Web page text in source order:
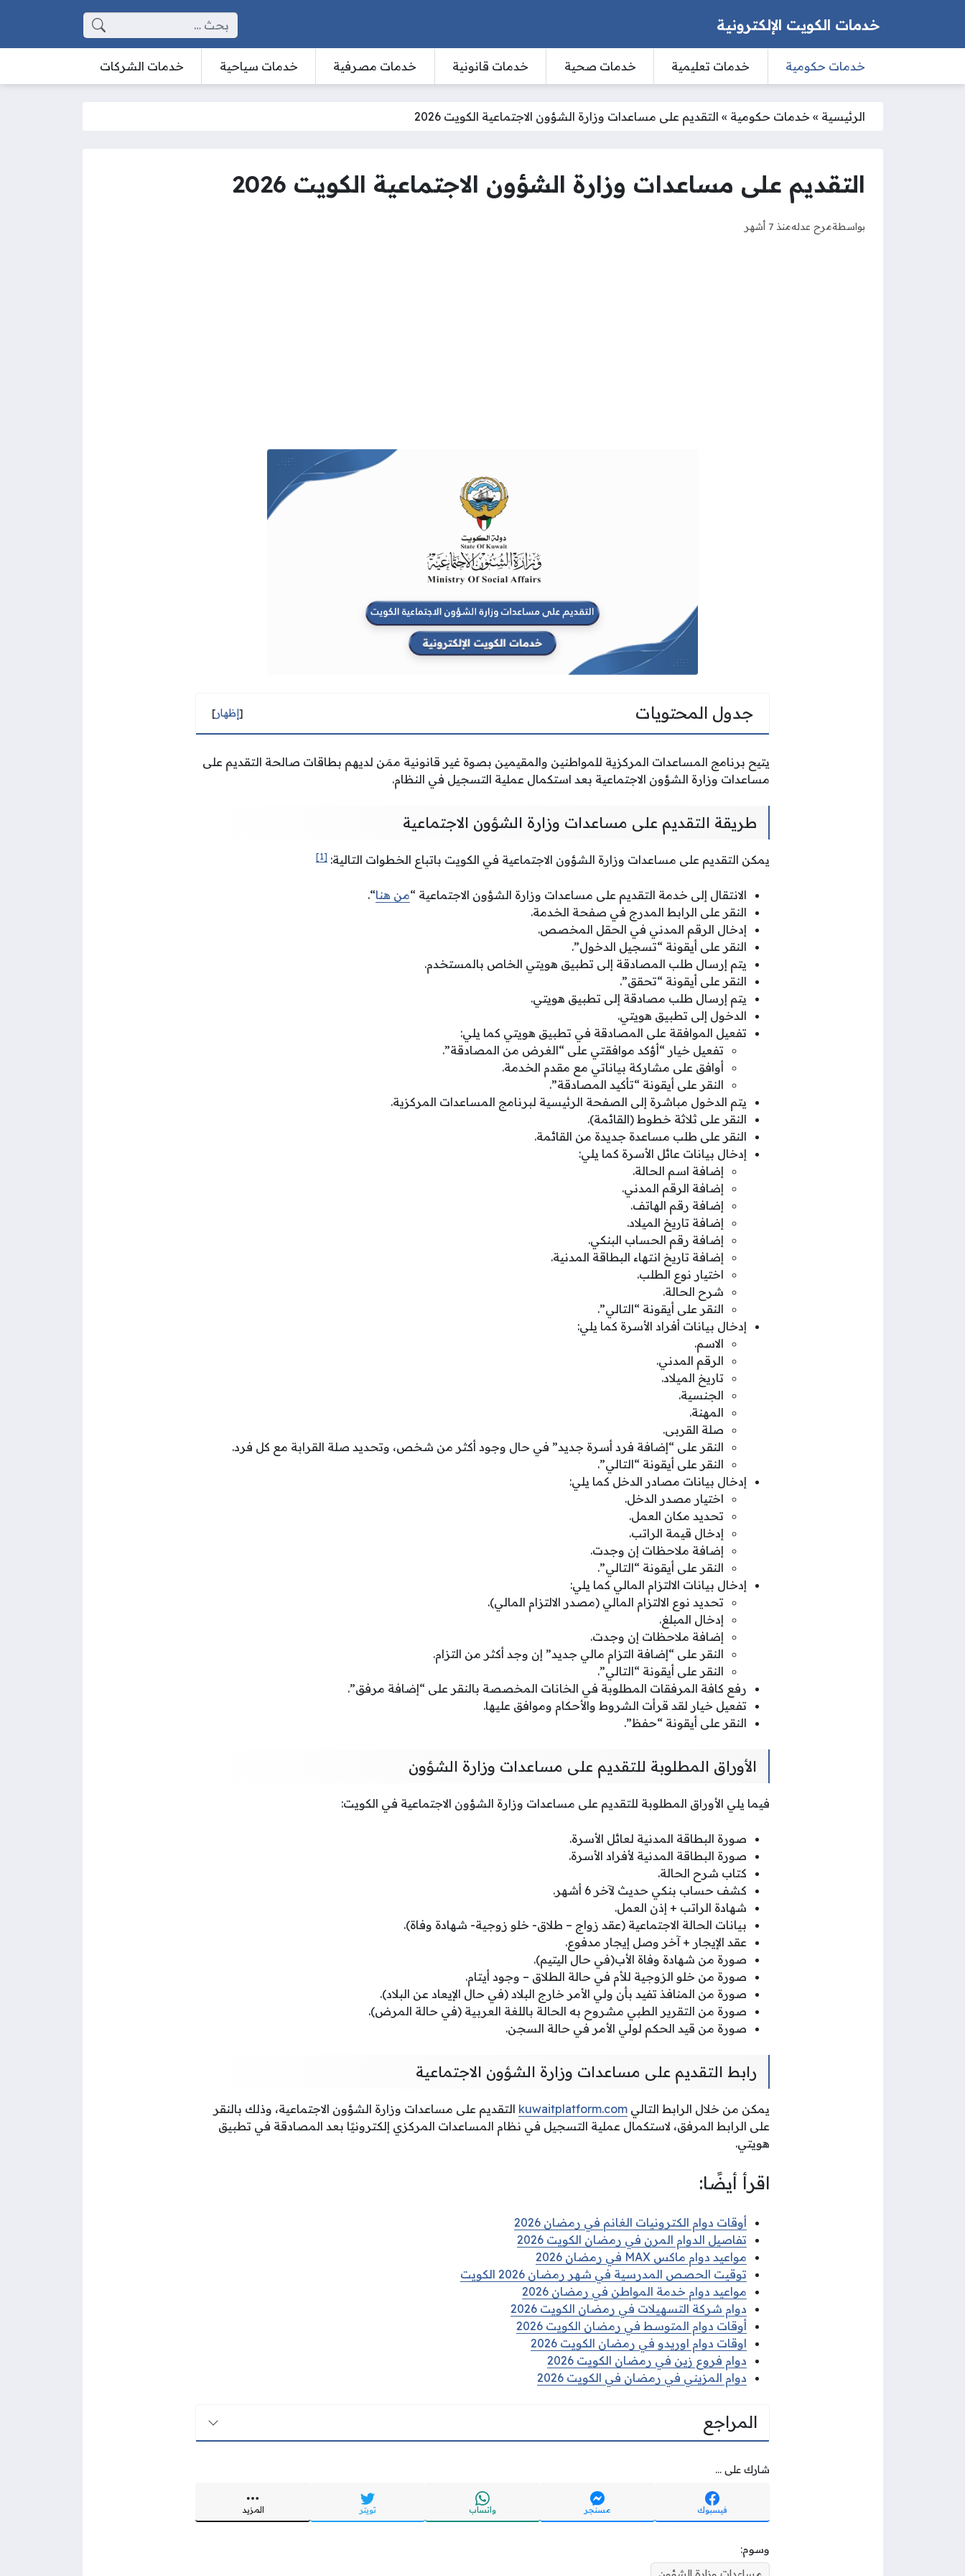
خدمات الكويت الإلكترونية البحث عن:
خدمات حكومية خدمات تعليمية خدمات صحية خدمات قانونية خدمات مصرفية خدمات سياحية خدمات الشركات
الرئيسية » خدمات حكومية » التقديم على مساعدات وزارة الشؤون الاجتماعية الكويت 2026
التقديم على مساعدات وزارة الشؤون الاجتماعية الكويت 2026
بواسطةمرح عدلهمنذ 7 أشهر
جدول المحتويات [إظهار]
يتيح برنامج المساعدات المركزية للمواطنين والمقيمين بصوة غير قانونية ممَن لديهم بطاقات صالحة التقديم على
مساعدات وزارة الشؤون الاجتماعية بعد استكمال عملية التسجيل في النظام.
طريقة التقديم على مساعدات وزارة الشؤون الاجتماعية
يمكن التقديم على مساعدات وزارة الشؤون الاجتماعية في الكويت باتباع الخطوات التالية: [1]
الانتقال إلى خدمة التقديم على مساعدات وزارة الشؤون الاجتماعية “من هنا“.
النقر على الرابط المدرج في صفحة الخدمة.
إدخال الرقم المدني في الحقل المخصص.
النقر على أيقونة “تسجيل الدخول”.
يتم إرسال طلب المصادقة إلى تطبيق هويتي الخاص بالمستخدم.
النقر على أيقونة “تحقق”.
يتم إرسال طلب مصادقة إلى تطبيق هويتي.
الدخول إلى تطبيق هويتي.
تفعيل الموافقة على المصادقة في تطبيق هويتي كما يلي:
تفعيل خيار “أؤكد موافقتي على “الغرض من المصادقة”.
أوافق على مشاركة بياناتي مع مقدم الخدمة.
النقر على أيقونة “تأكيد المصادقة”.
يتم الدخول مباشرة إلى الصفحة الرئيسية لبرنامج المساعدات المركزية.
النقر على ثلاثة خطوط (القائمة).
النقر على طلب مساعدة جديدة من القائمة.
إدخال بيانات عائل الأسرة كما يلي:
إضافة اسم الحالة.
إضافة الرقم المدني.
إضافة رقم الهاتف.
إضافة تاريخ الميلاد.
إضافة رقم الحساب البنكي.
إضافة تاريخ انتهاء البطاقة المدنية.
اختيار نوع الطلب.
شرح الحالة.
النقر على أيقونة “التالي”.
إدخال بيانات أفراد الأسرة كما يلي:
الاسم.
الرقم المدني.
تاريخ الميلاد.
الجنسية.
المهنة.
صلة القربى.
النقر على “إضافة فرد أسرة جديد” في حال وجود أكثر من شخص، وتحديد صلة القرابة مع كل فرد.
النقر على أيقونة “التالي”.
إدخال بيانات مصادر الدخل كما يلي:
اختيار مصدر الدخل.
تحديد مكان العمل.
إدخال قيمة الراتب.
إضافة ملاحظات إن وجدت.
النقر على أيقونة “التالي”.
إدخال بيانات الالتزام المالي كما يلي:
تحديد نوع الالتزام المالي (مصدر الالتزام المالي).
إدخال المبلغ.
إضافة ملاحظات إن وجدت.
النقر على “إضافة التزام مالي جديد” إن وجد أكثر من التزام.
النقر على أيقونة “التالي”.
رفع كافة المرفقات المطلوبة في الخانات المخصصة بالنقر على “إضافة مرفق”.
تفعيل خيار لقد قرأت الشروط والأحكام وموافق عليها.
النقر على أيقونة “حفظ”.
الأوراق المطلوبة للتقديم على مساعدات وزارة الشؤون
فيما يلي الأوراق المطلوبة للتقديم على مساعدات وزارة الشؤون الاجتماعية في الكويت:
صورة البطاقة المدنية لعائل الأسرة.
صورة البطاقة المدنية لأفراد الأسرة.
كتاب شرح الحالة.
كشف حساب بنكي حديث لآخر 6 أشهر.
شهادة الراتب + إذن العمل.
بيانات الحالة الاجتماعية (عقد زواج – طلاق- خلو زوجية- شهادة وفاة).
عقد الإيجار + آخر وصل إيجار مدفوع.
صورة من شهادة وفاة الأب(في حال اليتيم).
صورة من خلو الزوجية للأم في حالة الطلاق – وجود أيتام.
صورة من المنافذ تفيد بأن ولي الأمر خارج البلاد (في حال الإيعاد عن البلاد).
صورة من التقرير الطبي مشروح به الحالة باللغة العربية (في حالة المرض).
صورة من قيد الحكم لولي الأمر في حالة السجن.
رابط التقديم على مساعدات وزارة الشؤون الاجتماعية
يمكن من خلال الرابط التالي kuwaitplatform.com التقديم على مساعدات وزارة الشؤون الاجتماعية، وذلك بالنقر
على الرابط المرفق، لاستكمال عملية التسجيل في نظام المساعدات المركزي إلكترونيًا بعد المصادقة في تطبيق
هويتي.
اقرأ أيضًا:
أوقات دوام الكترونيات الغانم في رمضان 2026
تفاصيل الدوام المرن في رمضان الكويت 2026
مواعيد دوام ماكس MAX في رمضان 2026
توقيت الحصص المدرسية في شهر رمضان 2026 الكويت
مواعيد دوام خدمة المواطن في رمضان 2026
دوام شركة التسهيلات في رمضان الكويت 2026
أوقات دوام المتوسط في رمضان الكويت 2026
اوقات دوام اوريدو في رمضان الكويت 2026
دوام فروع زين في رمضان الكويت 2026
دوام المزيني في رمضان في الكويت 2026
المراجع
شارك على ...
فيسبوك مسنجر واتساب تويتر المزيد
وسوم: